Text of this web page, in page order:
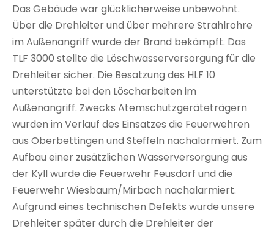
Das Gebäude war glücklicherweise unbewohnt.
Über die Drehleiter und über mehrere Strahlrohre
im Außenangriff wurde der Brand bekämpft. Das
TLF 3000 stellte die Löschwasserversorgung für die
Drehleiter sicher. Die Besatzung des HLF 10
unterstützte bei den Löscharbeiten im
Außenangriff. Zwecks Atemschutzgeräteträgern
wurden im Verlauf des Einsatzes die Feuerwehren
aus Oberbettingen und Steffeln nachalarmiert. Zum
Aufbau einer zusätzlichen Wasserversorgung aus
der Kyll wurde die Feuerwehr Feusdorf und die
Feuerwehr Wiesbaum/Mirbach nachalarmiert.
Aufgrund eines technischen Defekts wurde unsere
Drehleiter später durch die Drehleiter der